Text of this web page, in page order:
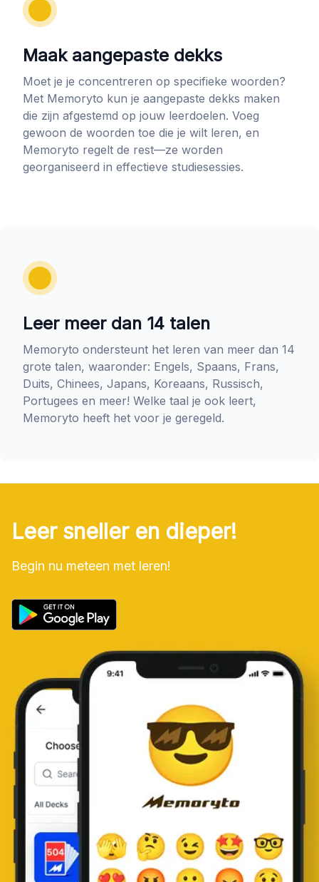
Maak aangepaste dekks
Moet je je concentreren op specifieke woorden?
Met Memoryto kun je aangepaste dekks maken
die zijn afgestemd op jouw leerdoelen. Voeg
gewoon de woorden toe die je wilt leren, en
Memoryto regelt de rest—ze worden
georganiseerd in effectieve studiesessies.
Leer meer dan 14 talen
Memoryto ondersteunt het leren van meer dan 14
grote talen, waaronder: Engels, Spaans, Frans,
Duits, Chinees, Japans, Koreaans, Russisch,
Portugees en meer! Welke taal je ook leert,
Memoryto heeft het voor je geregeld.
Leer sneller en dieper!
Begin nu meteen met leren!